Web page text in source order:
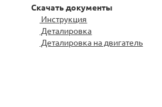
Скачать документы
Инструкция
Деталировка
Деталировка на двигатель